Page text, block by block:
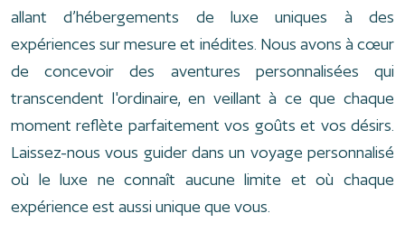
allant d’hébergements de luxe uniques à des
expériences sur mesure et inédites. Nous avons à cœur
de concevoir des aventures personnalisées qui
transcendent l'ordinaire, en veillant à ce que chaque
moment reflète parfaitement vos goûts et vos désirs.
Laissez-nous vous guider dans un voyage personnalisé
où le luxe ne connaît aucune limite et où chaque
expérience est aussi unique que vous.